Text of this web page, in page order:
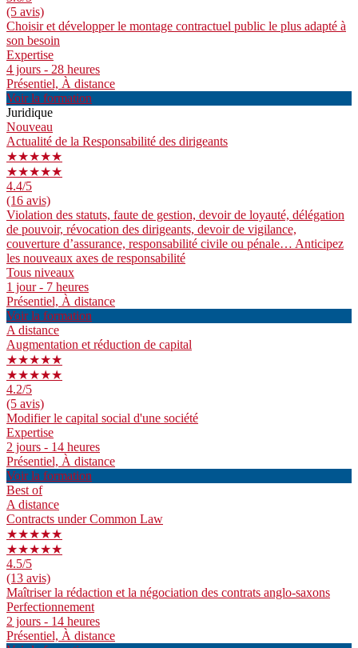
(5 avis)
Choisir et développer le montage contractuel public le plus adapté à
son besoin
Expertise
4 jours - 28 heures
Présentiel, À distance
Voir la formation
Juridique
Nouveau
Actualité de la Responsabilité des dirigeants
★★★★★
★★★★★
4.4/5
(16 avis)
Violation des statuts, faute de gestion, devoir de loyauté, délégation
de pouvoir, révocation des dirigeants, devoir de vigilance,
couverture d’assurance, responsabilité civile ou pénale… Anticipez
les nouveaux axes de responsabilité
Tous niveaux
1 jour - 7 heures
Présentiel, À distance
Voir la formation
A distance
Augmentation et réduction de capital
★★★★★
★★★★★
4.2/5
(5 avis)
Modifier le capital social d'une société
Expertise
2 jours - 14 heures
Présentiel, À distance
Voir la formation
Best of
A distance
Contracts under Common Law
★★★★★
★★★★★
4.5/5
(13 avis)
Maîtriser la rédaction et la négociation des contrats anglo-saxons
Perfectionnement
2 jours - 14 heures
Présentiel, À distance